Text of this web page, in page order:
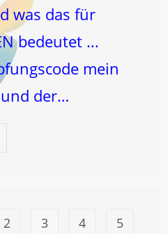
was das für
bedeutet ...
mein
der…
2 3 4
5